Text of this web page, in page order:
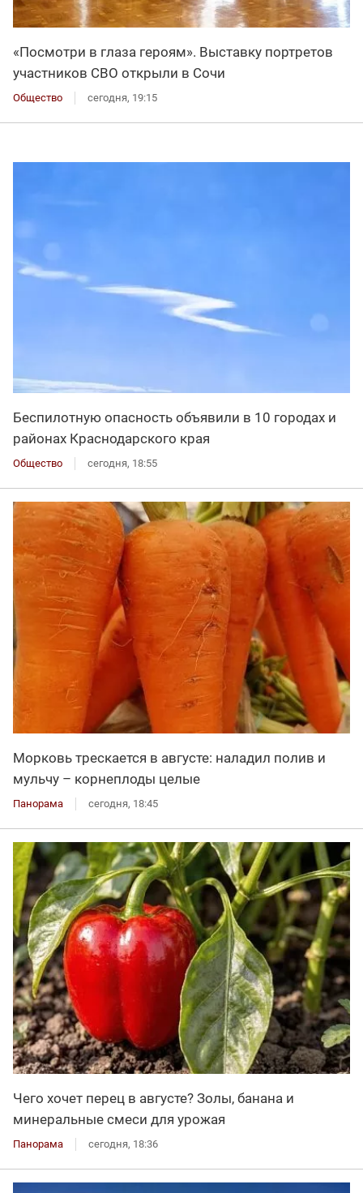
«Посмотри в глаза героям». Выставку портретов
участников СВО открыли в Сочи
Общество сегодня, 19:15
Беспилотную опасность объявили в 10 городах и
районах Краснодарского края
Общество сегодня, 18:55
Морковь трескается в августе: наладил полив и
мульчу – корнеплоды целые
Панорама сегодня, 18:45
Чего хочет перец в августе? Золы, банана и
минеральные смеси для урожая
Панорама сегодня, 18:36